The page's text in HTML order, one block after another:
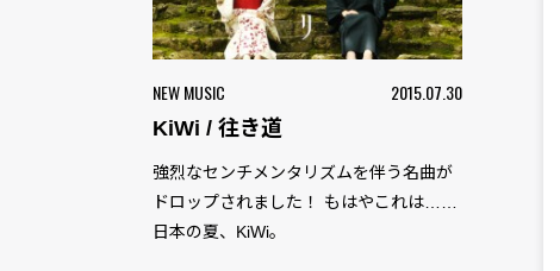
NEW MUSIC 2015.07.30
KiWi / 往き道
強烈なセンチメンタリズムを伴う名曲が
ドロップされました！ もはやこれは……
日本の夏、KiWi。